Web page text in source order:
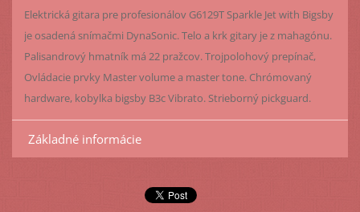
Elektrická gitara pre profesionálov G6129T Sparkle Jet with Bigsby
je osadená snímačmi DynaSonic. Telo a krk gitary je z mahagónu.
Palisandrový hmatník má 22 pražcov. Trojpolohový prepínač,
Ovládacie prvky Master volume a master tone. Chrómovaný
hardware, kobylka bigsby B3c Vibrato. Strieborný pickguard.
Základné informácie